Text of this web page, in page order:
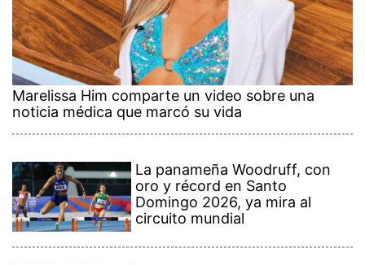
Marelissa Him comparte un video sobre una
noticia médica que marcó su vida
La panameña Woodruff, con
oro y récord en Santo
Domingo 2026, ya mira al
circuito mundial